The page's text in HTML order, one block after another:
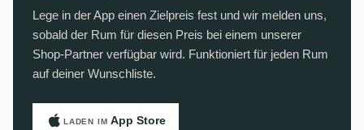
Lege in der App einen Zielpreis fest und wir melden uns,
sobald der Rum für diesen Preis bei einem unserer
Shop-Partner verfügbar wird. Funktioniert für jeden Rum
auf deiner Wunschliste.
LADEN IM App Store